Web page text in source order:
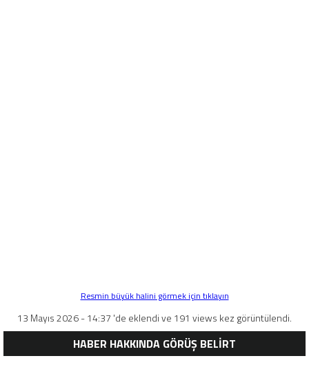
Resmin büyük halini görmek için tıklayın
13 Mayıs 2026 - 14:37 'de eklendi ve 191 views kez görüntülendi.
HABER HAKKINDA GÖRÜŞ BELİRT